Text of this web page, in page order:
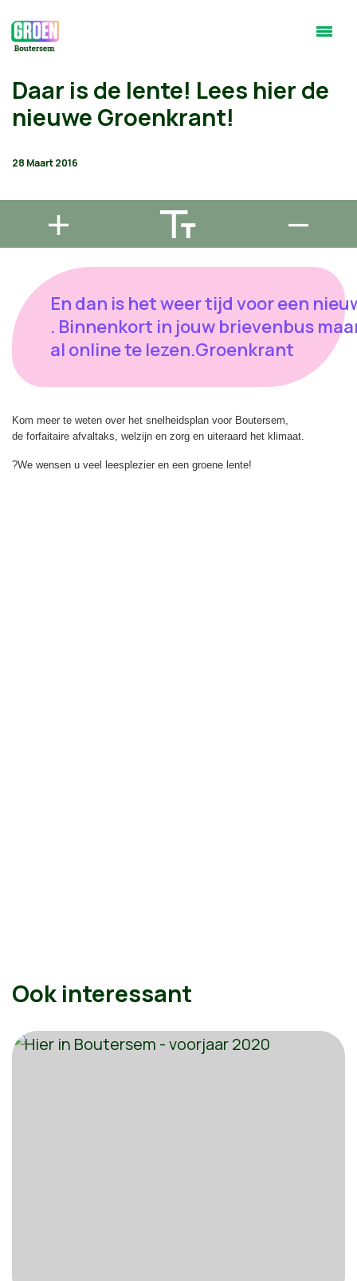
Daar is de lente! Lees hier de
nieuwe Groenkrant!
28 Maart 2016
En dan is het weer tijd voor een
. Binnenkort in jouw brievenbus
al online te lezen.Groenkrant
Kom meer te weten over het snelheidsplan voor Boutersem,
de forfaitaire afvaltaks, welzijn en zorg en uiteraard het klimaat.
?We wensen u veel leesplezier en een groene lente!
Ook interessant